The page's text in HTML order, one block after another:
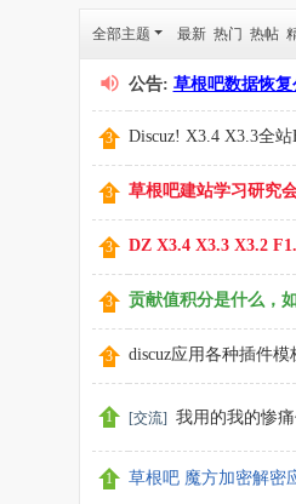
全部主题 最新 热门 热帖
公告: 草根吧数据恢复
Discuz! X3.4 X3.3全
草根吧建站学习研究
DZ X3.4 X3.3 X3.2
贡献值积分是什么，
discuz应用各种插件模
[交流] 我用的我的惨
草根吧 魔方加密解密